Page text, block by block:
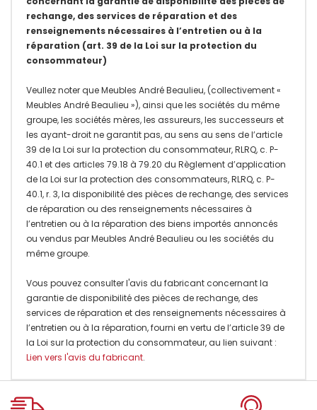
rechange, des services de réparation et des
renseignements nécessaires à l’entretien ou à la
réparation (art. 39 de la Loi sur la protection du
consommateur)
Veullez noter que Meubles André Beaulieu, (collectivement «
Meubles André Beaulieu »), ainsi que les sociétés du même
groupe, les sociétés mères, les assureurs, les successeurs et
les ayant-droit ne garantit pas, au sens au sens de l’article
39 de la Loi sur la protection du consommateur, RLRQ, c. P-
40.1 et des articles 79.18 à 79.20 du Règlement d’application
de la Loi sur la protection des consommateurs, RLRQ, c. P-
40.1, r. 3, la disponibilité des pièces de rechange, des services
de réparation ou des renseignements nécessaires à
l’entretien ou à la réparation des biens importés annoncés
ou vendus par Meubles André Beaulieu ou les sociétés du
même groupe.
Vous pouvez consulter l'avis du fabricant concernant la
garantie de disponibilité des pièces de rechange, des
services de réparation et des renseignements nécessaires à
l’entretien ou à la réparation, fourni en vertu de l’article 39 de
la Loi sur la protection du consommateur, au lien suivant :
Lien vers l'avis du fabricant.
Onglet